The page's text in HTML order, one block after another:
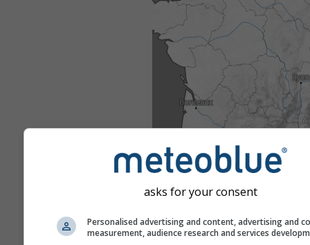
asks for your consent
Personalised advertising and content, advertising and
measurement, audience research and services